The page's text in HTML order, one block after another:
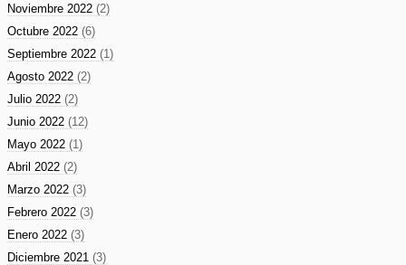
Noviembre 2022 (2)
Octubre 2022 (6)
Septiembre 2022 (1)
Agosto 2022 (2)
Julio 2022 (2)
Junio 2022 (12)
Mayo 2022 (1)
Abril 2022 (2)
Marzo 2022 (3)
Febrero 2022 (3)
Enero 2022 (3)
Diciembre 2021 (3)